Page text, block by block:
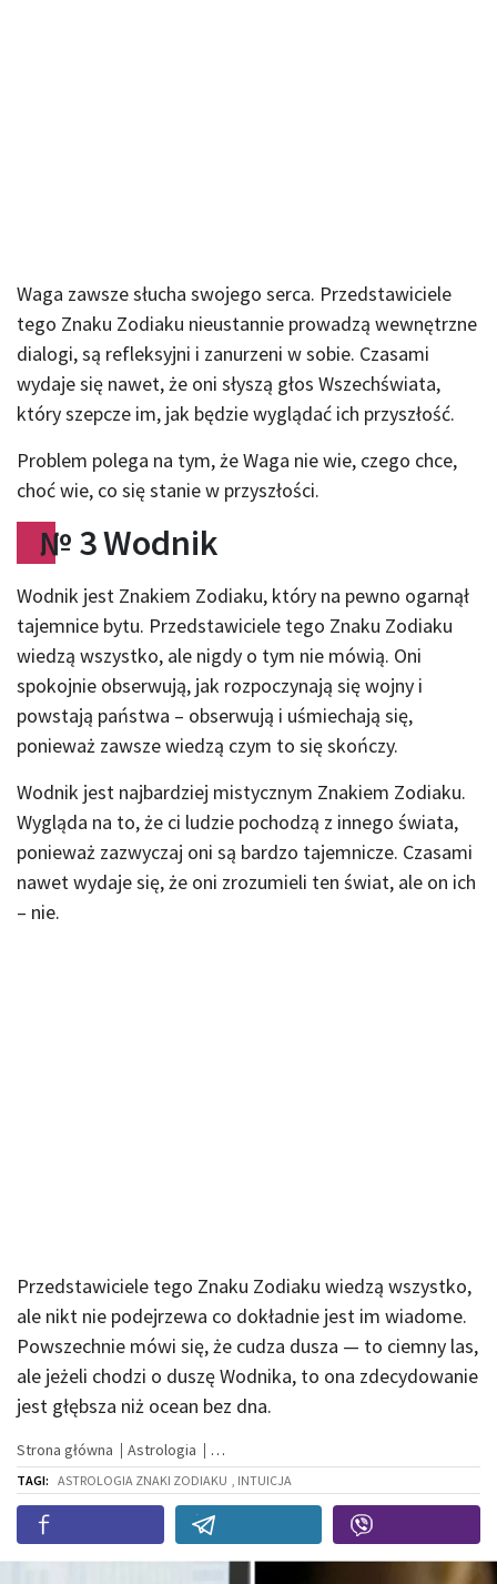
Waga zawsze słucha swojego serca. Przedstawiciele
tego Znaku Zodiaku nieustannie prowadzą wewnętrzne
dialogi, są refleksyjni i zanurzeni w sobie. Czasami
wydaje się nawet, że oni słyszą głos Wszechświata,
który szepcze im, jak będzie wyglądać ich przyszłość.
Problem polega na tym, że Waga nie wie, czego chce,
choć wie, co się stanie w przyszłości.
№ 3 Wodnik
Wodnik jest Znakiem Zodiaku, który na pewno ogarnął
tajemnice bytu. Przedstawiciele tego Znaku Zodiaku
wiedzą wszystko, ale nigdy o tym nie mówią. Oni
spokojnie obserwują, jak rozpoczynają się wojny i
powstają państwa – obserwują i uśmiechają się,
ponieważ zawsze wiedzą czym to się skończy.
Wodnik jest najbardziej mistycznym Znakiem Zodiaku.
Wygląda na to, że ci ludzie pochodzą z innego świata,
ponieważ zazwyczaj oni są bardzo tajemnicze. Czasami
nawet wydaje się, że oni zrozumieli ten świat, ale on ich
– nie.
Przedstawiciele tego Znaku Zodiaku wiedzą wszystko,
ale nikt nie podejrzewa co dokładnie jest im wiadome.
Powszechnie mówi się, że cudza dusza — to ciemny las,
ale jeżeli chodzi o duszę Wodnika, to ona zdecydowanie
jest głębsza niż ocean bez dna.
Strona główna Astrologia
TAGI: ASTROLOGIA ZNAKI ZODIAKU , INTUICJA